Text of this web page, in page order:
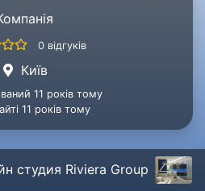
0 відгуків
Київ
11 років тому
11 років тому
студия Riviera Group